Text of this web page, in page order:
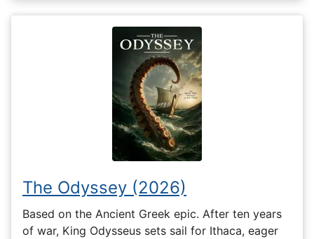
The Odyssey (2026)
Based on the Ancient Greek epic. After ten years
of war, King Odysseus sets sail for Ithaca, eager